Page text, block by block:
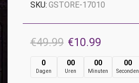
SKU: GSTORE-17010
€49.99 Oorspronkelijke
prijs
was:
€10.99Huidige
prijs
is:
0
Dagen
00
Uren
00
Minuten
00
Seconden